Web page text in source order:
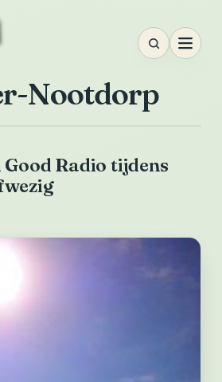
Nootdorp
Good Radio tijdens